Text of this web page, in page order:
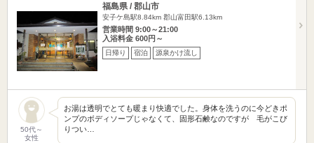
福島県 / 郡山市
安子ケ島駅8.84km 郡山富田駅6.13km
営業時間 9:00～21:00
入浴料金 600円～
日帰り 宿泊 源泉かけ流し
50代～
女性
お湯は透明でとても暖まり快適でした。身体を洗うのに今どきポ
ンプのボディソープじゃなくて、固形石鹸なのですが 毛がこび
りつい…